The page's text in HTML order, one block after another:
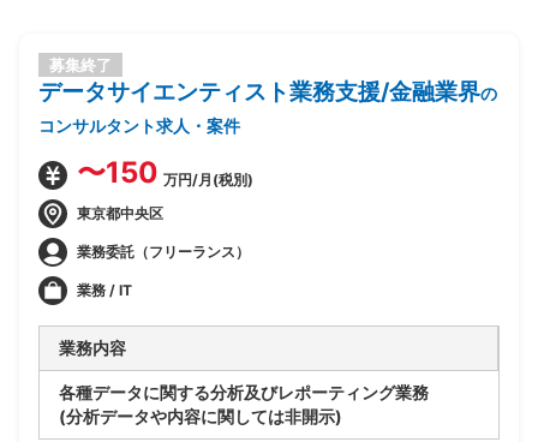
募集終了
データサイエンティスト業務支援/金融業界の
コンサルタント求人・案件
〜150 万円/月(税別)
東京都中央区
業務委託（フリーランス）
業務 / IT
業務内容
各種データに関する分析及びレポーティング業務
(分析データや内容に関しては非開示)